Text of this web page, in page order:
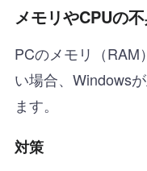
メモリやCPUの
PCのメモリ（RAM
い場合、Windows
ます。
対策